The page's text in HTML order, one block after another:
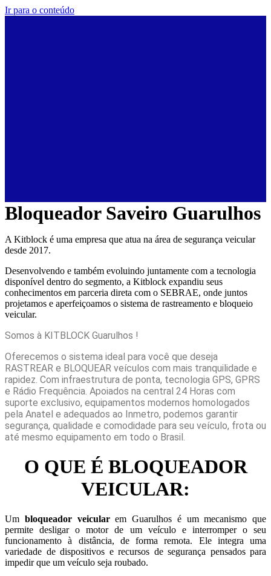
Ir para o conteúdo
Bloqueador Saveiro Guarulhos
A Kitblock é uma empresa que atua na área de segurança veicular
desde 2017.
Desenvolvendo e também evoluindo juntamente com a tecnologia
disponível dentro do segmento, a Kitblock expandiu seus
conhecimentos em parceria direta com o SEBRAE, onde juntos
projetamos e aperfeiçoamos o sistema de rastreamento e bloqueio
veicular.
Somos à KITBLOCK Guarulhos !
Oferecemos o sistema ideal para você que deseja
RASTREAR e BLOQUEAR veículos com mais tranquilidade e
rapidez. Com infraestrutura de ponta, tecnologia GPS, GPRS
e Rádio Frequência. Apoiados na central 24 Horas com
suporte exclusivo, equipamentos modernos homologados
pela Anatel e adequados ao Inmetro, podemos garantir
segurança, qualidade e comodidade para seu veículo, frota ou
até mesmo equipamento em todo o Brasil.
O QUE É BLOQUEADOR
VEICULAR:
Um bloqueador veicularem Guarulhos é um mecanismo que
permite desligar o motor de um veículo e interromper o seu
funcionamento à distância, de forma remota. Ele integra uma
variedade de dispositivos e recursos de segurança pensados para
impedir que um veículo seja roubado.